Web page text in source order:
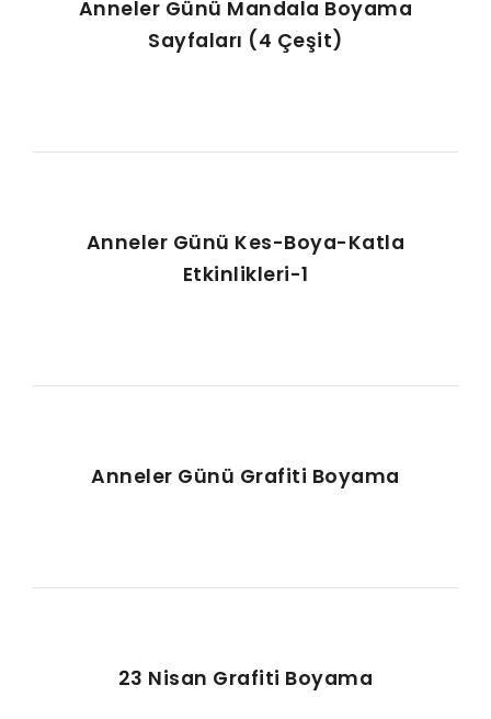
Anneler Günü Mandala Boyama
Sayfaları (4 Çeşit)
Anneler Günü Kes-Boya-Katla
Etkinlikleri-1
Anneler Günü Grafiti Boyama
23 Nisan Grafiti Boyama